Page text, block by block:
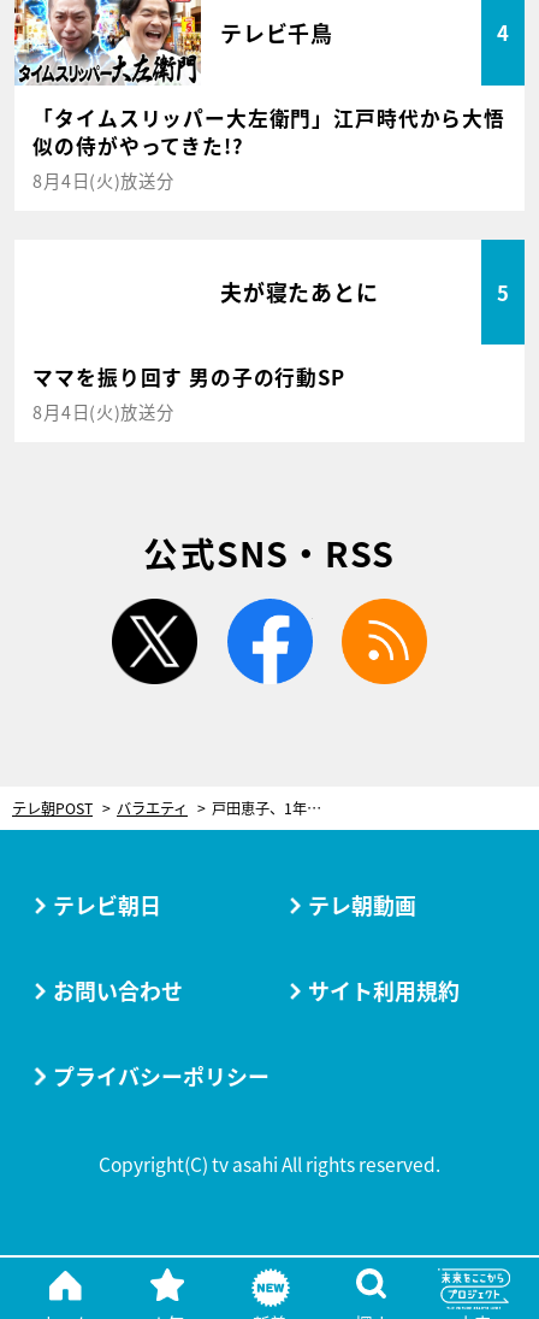
テレビ千鳥 4
「タイムスリッパー大左衛門」江戸時代から大悟
似の侍がやってきた!?
8月4日(火)放送分
夫が寝たあとに 5
ママを振り回す 男の子の行動SP
8月4日(火)放送分
公式SNS・RSS
twitter facebook
テレ朝POST バラエティ 戸田恵子、1年に1度しか会わなかった父。介護施設入所とコロナ禍で変わった父娘の関係
テレビ朝日 テレ朝動画
お問い合わせ サイト利用規約
プライバシーポリシー
Copyright(C) tv asahi All rights reserved.